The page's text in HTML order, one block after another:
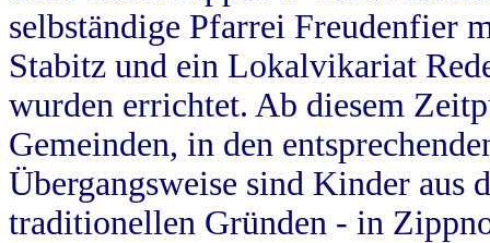
selbständige Pfarrei Freudenfier
Stabitz und ein Lokalvikariat
wurden errichtet. Ab diesem
Gemeinden, in den
Übergangsweise sind Kinder aus
traditionellen Gründen - in